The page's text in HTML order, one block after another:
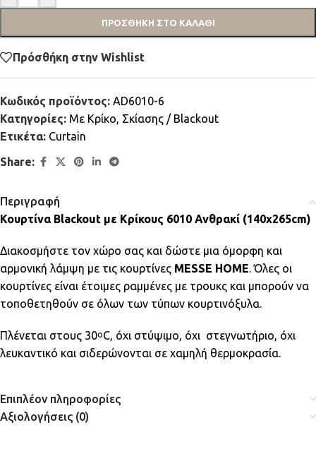
ΠΡΟΣΘΉΚΗ ΣΤΟ ΚΑΛΆΘΙ
Πρόσθήκη στην Wishlist
Κωδικός προϊόντος: AD6010-6
Κατηγορίες: Mε Κρίκο, Σκίασης / Blackout
Ετικέτα: Curtain
Share:
Περιγραφή
Κουρτίνα Blackout με Κρίκους 6010 Ανθρακί (140x265cm)
Διακοσμήστε τον χώρο σας και δώστε μια όμορφη και
αρμονική λάμψη με τις κουρτίνες MESSE HOME. Όλες οι
κουρτίνες είναι έτοιμες ραμμένες με τρουκς και μπορούν να
τοποθετηθούν σε όλων των τύπων κουρτινόξυλα.
Πλένεται στους 30οC, όχι στύψιμο, όχι στεγνωτήριο, όχι
λευκαντικό και σιδερώνονται σε χαμηλή θερμοκρασία.
Επιπλέον πληροφορίες
Αξιολογήσεις (0)